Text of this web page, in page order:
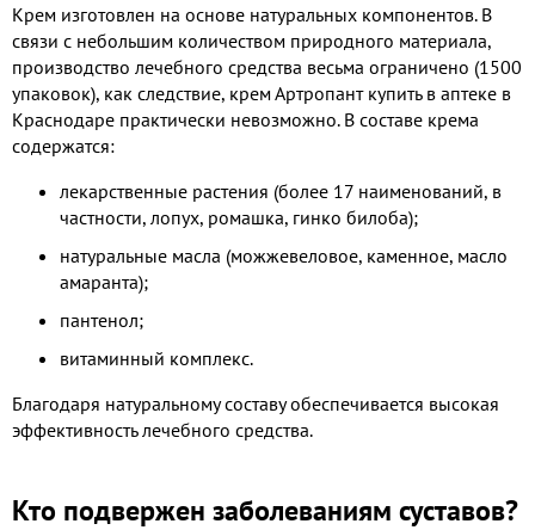
Крем изготовлен на основе натуральных компонентов. В
связи с небольшим количеством природного материала,
производство лечебного средства весьма ограничено (1500
упаковок), как следствие, крем Артропант купить в аптеке в
Краснодаре практически невозможно. В составе крема
содержатся:
лекарственные растения (более 17 наименований, в
частности, лопух, ромашка, гинко билоба);
натуральные масла (можжевеловое, каменное, масло
амаранта);
пантенол;
витаминный комплекс.
Благодаря натуральному составу обеспечивается высокая
эффективность лечебного средства.
Кто подвержен заболеваниям суставов?